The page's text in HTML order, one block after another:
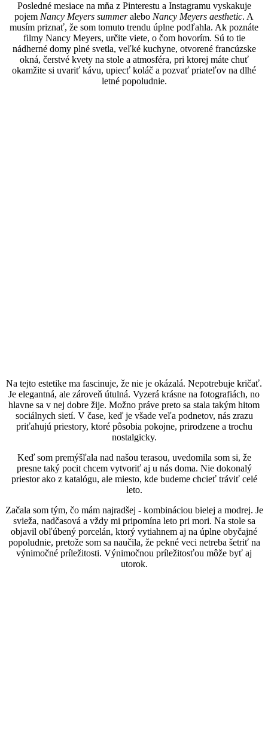
Posledné mesiace na mňa z Pinterestu a Instagramu vyskakuje
pojem Nancy Meyers summeralebo Nancy Meyers aesthetic. A
musím priznať, že som tomuto trendu úplne podľahla. Ak poznáte
filmy Nancy Meyers, určite viete, o čom hovorím. Sú to tie
nádherné domy plné svetla, veľké kuchyne, otvorené francúzske
okná, čerstvé kvety na stole a atmosféra, pri ktorej máte chuť
okamžite si uvariť kávu, upiecť koláč a pozvať priateľov na dlhé
letné popoludnie.
Na tejto estetike ma fascinuje, že nie je okázalá. Nepotrebuje kričať.
Je elegantná, ale zároveň útulná. Vyzerá krásne na fotografiách, no
hlavne sa v nej dobre žije. Možno práve preto sa stala takým hitom
sociálnych sietí. V čase, keď je všade veľa podnetov, nás zrazu
priťahujú priestory, ktoré pôsobia pokojne, prirodzene a trochu
nostalgicky.
Keď som premýšľala nad našou terasou, uvedomila som si, že
presne taký pocit chcem vytvoriť aj u nás doma. Nie dokonalý
priestor ako z katalógu, ale miesto, kde budeme chcieť tráviť celé
leto.
Začala som tým, čo mám najradšej - kombináciou bielej a modrej. Je
svieža, nadčasová a vždy mi pripomína leto pri mori. Na stole sa
objavil obľúbený porcelán, ktorý vytiahnem aj na úplne obyčajné
popoludnie, pretože som sa naučila, že pekné veci netreba šetriť na
výnimočné príležitosti. Výnimočnou príležitosťou môže byť aj
utorok.